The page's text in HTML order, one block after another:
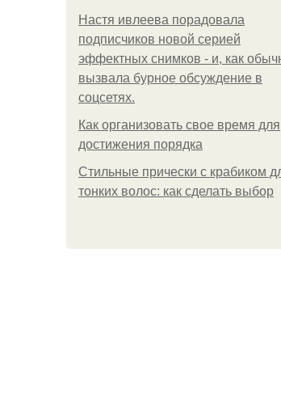
Настя ивлеева порадовала
подписчиков новой серией
эффектных снимков - и, как
вызвала бурное обсуждение в
соцсетях.
Как организовать свое время для
достижения порядка
Стильные прически с крабиком
тонких волос: как сделать выбор